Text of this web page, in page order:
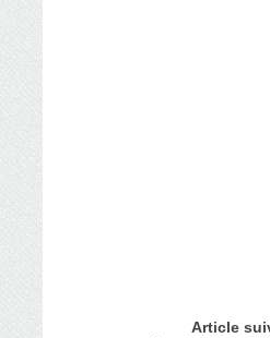
Article